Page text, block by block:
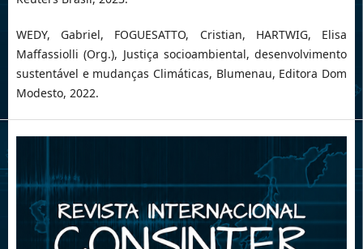
WEDY, Gabriel, FOGUESATTO, Cristian, HARTWIG, Elisa
Maffassiolli (Org.), Justiça socioambiental, desenvolvimento
sustentável e mudanças Climáticas, Blumenau, Editora Dom
Modesto, 2022.